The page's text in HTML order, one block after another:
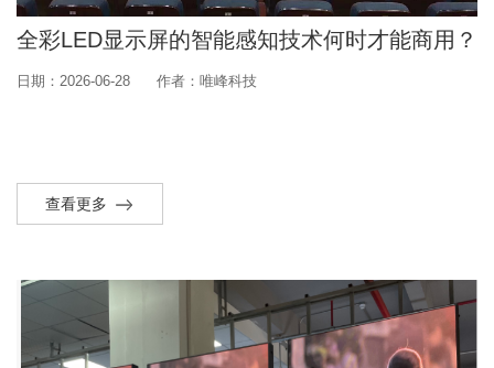
全彩LED显示屏的智能感知技术何时才能商用？
日期：2026-06-28 作者：唯峰科技
查看更多